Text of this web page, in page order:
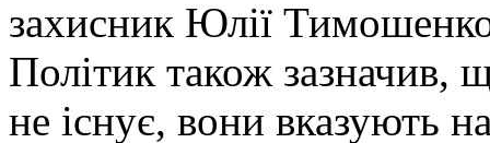
захисник Юлії
Політик також зазначив,
не існує, вони вказують